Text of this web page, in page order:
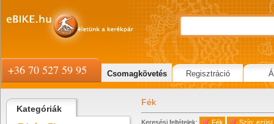
Kategóriák
Fék
Keresési feltételek: Fék Szín: ezüst
+36 70 527 59 95 Csomagkövetés Regisztráció